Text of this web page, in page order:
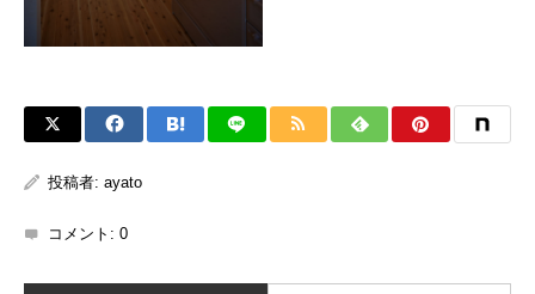
投稿者: ayato
コメント: 0